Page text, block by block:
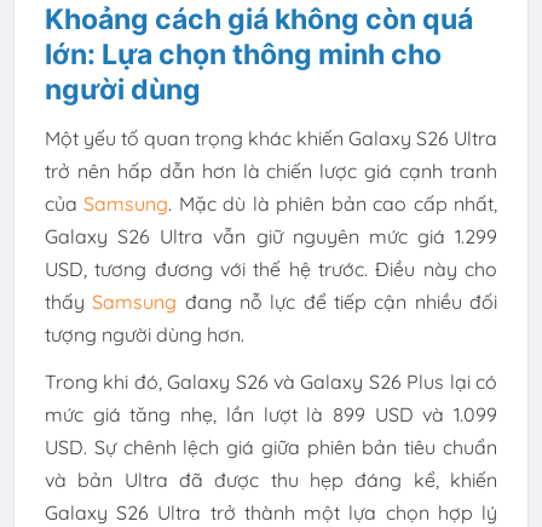
Khoảng cách giá không còn quá
lớn: Lựa chọn thông minh cho
người dùng
Một yếu tố quan trọng khác khiến Galaxy S26 Ultra
trở nên hấp dẫn hơn là chiến lược giá cạnh tranh
củaSamsung. Mặc dù là phiên bản cao cấp nhất,
Galaxy S26 Ultra vẫn giữ nguyên mức giá 1.299
USD, tương đương với thế hệ trước. Điều này cho
thấySamsung đang nỗ lực để tiếp cận nhiều đối
tượng người dùng hơn.
Trong khi đó, Galaxy S26 và Galaxy S26 Plus lại có
mức giá tăng nhẹ, lần lượt là 899 USD và 1.099
USD. Sự chênh lệch giá giữa phiên bản tiêu chuẩn
và bản Ultra đã được thu hẹp đáng kể, khiến
Galaxy S26 Ultra trở thành một lựa chọn hợp lý